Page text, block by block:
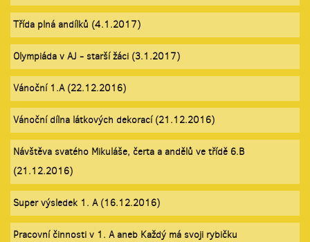
Třída plná andílků (4.1.2017)
Olympiáda v AJ - starší žáci (3.1.2017)
Vánoční 1.A (22.12.2016)
Vánoční dílna látkových dekorací (21.12.2016)
Návštěva svatého Mikuláše, čerta a andělů ve třídě 6.B
(21.12.2016)
Super výsledek 1. A (16.12.2016)
Pracovní činnosti v 1. A aneb Každý má svoji rybičku